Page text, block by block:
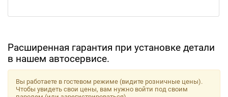
Расширенная гарантия при установке детали
в нашем автосервисе.
Вы работаете в гостевом режиме (видите розничные цены).
Чтобы увидеть свои цены, вам нужно войти под своим